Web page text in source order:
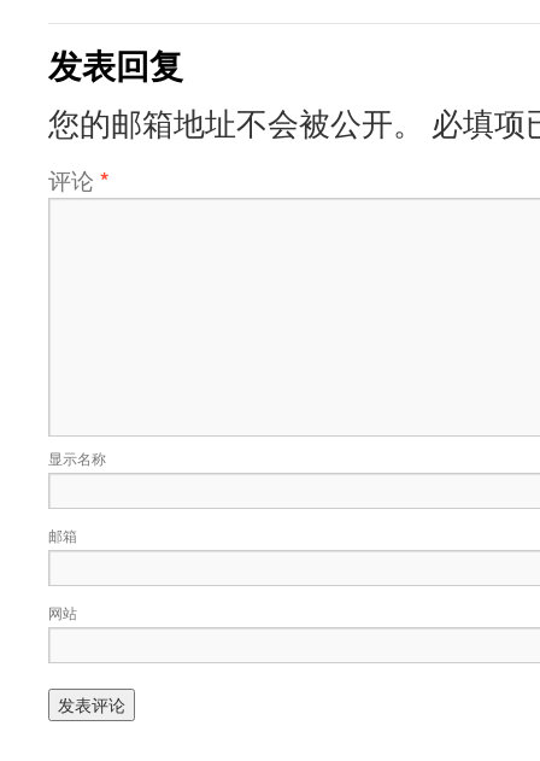
发表回复
您的邮箱地址不会被公开。 必填项
评论 *
显示名称
邮箱
网站